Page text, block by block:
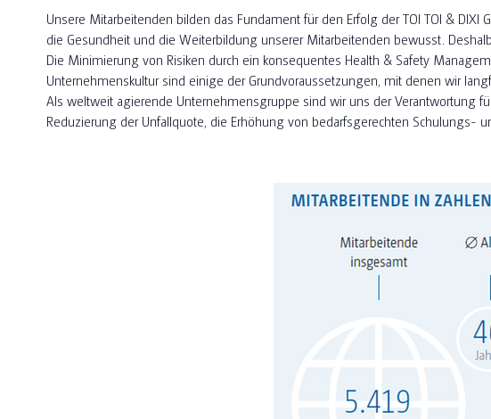
Unsere Mitarbeitenden bilden das Fundament für den Erfolg der TOI TOI &
die Gesundheit und die Weiterbildung unserer Mitarbeitenden bewusst.
Die Minimierung von Risiken durch ein konsequentes Health & Safety
Unternehmenskultur sind einige der Grundvoraussetzungen, mit denen wir
Als weltweit agierende Unternehmensgruppe sind wir uns der Verantwortung
Reduzierung der Unfallquote, die Erhöhung von bedarfsgerechten Schulungs-